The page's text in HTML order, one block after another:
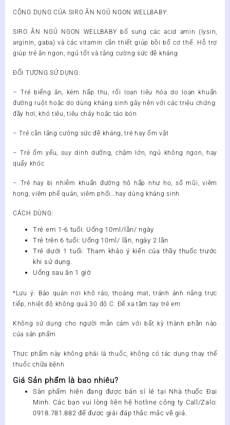
CÔNG DỤNG CỦA SIRO ĂN NGỦ NGON WELLBABY:
SIRO ĂN NGỦ NGON WELLBABY bổ sung các acid amin (lysin,
arginin, gaba) và các vitamin cần thiết giúp bồi bổ cơ thể. Hỗ trợ
giúp trẻ ăn ngon, ngủ tốt và tăng cường sức đề kháng
ĐỐI TƯỢNG SỬ DỤNG:
– Trẻ biếng ăn, kém hấp thu, rối loạn tiêu hóa do loạn khuẩn
đường ruột hoặc do dùng kháng sinh gây nên với các triệu chứng:
đầy hơi, khó tiêu, tiêu chảy hoặc táo bón
– Trẻ cần tăng cường sức đề kháng, trẻ hay ốm vặt
– Trẻ ốm yếu, suy dinh dưỡng, chậm lớn, ngủ không ngon, hay
quấy khóc
– Trẻ hay bị nhiễm khuẩn đường hô hấp như ho, sổ mũi, viêm
họng, viêm phế quản, viêm phổi…hay dùng kháng sinh
CÁCH DÙNG:
Trẻ em 1-6 tuổi: Uống 10ml/lần/ ngày
Trẻ trên 6 tuổi: Uống 10ml/ lần, ngày 2 lần
Trẻ dưới 1 tuổi: Tham khảo ý kiến của thầy thuốc trước
khi sử dụng.
Uống sau ăn 1 giờ
*Lưu ý: Bảo quản nơi khô ráo, thoáng mat, tránh ánh nắng trực
tiếp, nhiệt độ không quá 30 độ C. Để xa tầm tay trẻ em
Không sử dụng cho người mẫn cảm với bất kỳ thành phần nào
của sản phẩm
Thực phẩm này không phải là thuốc, không có tác dụng thay thế
thuốc chữa bệnh
Giá Sản phẩm là bao nhiêu?
Sản phẩm hiện đang được bán sỉ lẻ tại Nhà thuốc Đại
Minh . Các bạn vui lòng liên hệ hotline công ty Call/Zalo:
0918.781.882để được giải đáp thắc mắc về giá.